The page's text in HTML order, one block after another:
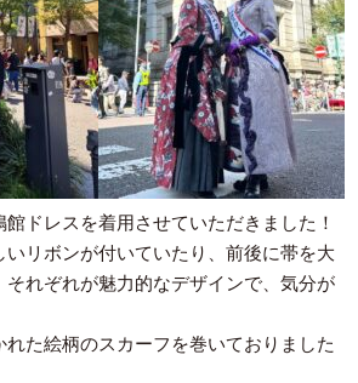
ドレスを着用させていただきました！
リボンが付いていたり、前後に帯を大
それぞれが魅力的なデザインで、気分が
た絵柄のスカーフを巻いておりました